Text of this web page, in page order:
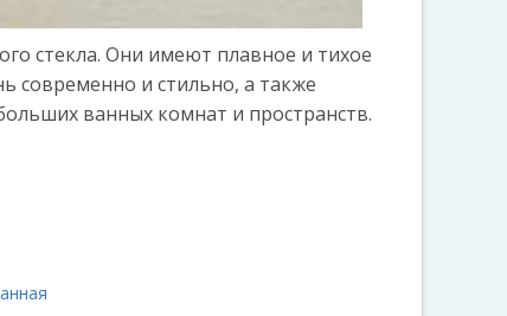
стекла. Они имеют плавное и тихое
современно и стильно, а также
ванных комнат и пространств.